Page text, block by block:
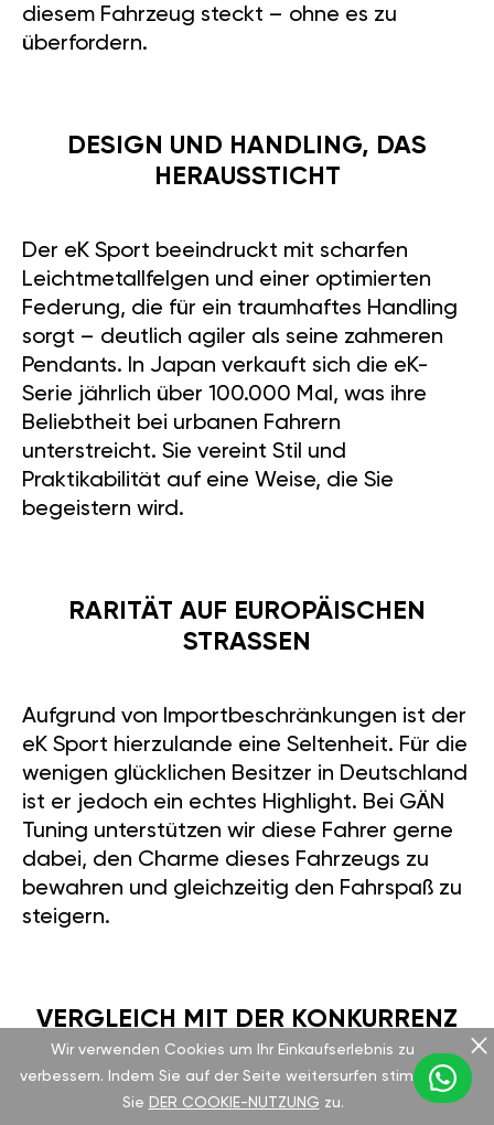
diesem Fahrzeug steckt – ohne es zu
überfordern.
DESIGN UND HANDLING, DAS
HERAUSSTICHT
Der eK Sport beeindruckt mit scharfen
Leichtmetallfelgen und einer optimierten
Federung, die für ein traumhaftes Handling
sorgt – deutlich agiler als seine zahmeren
Pendants. In Japan verkauft sich die eK-
Serie jährlich über 100.000 Mal, was ihre
Beliebtheit bei urbanen Fahrern
unterstreicht. Sie vereint Stil und
Praktikabilität auf eine Weise, die Sie
begeistern wird.
RARITÄT AUF EUROPÄISCHEN
STRASSEN
Aufgrund von Importbeschränkungen ist der
eK Sport hierzulande eine Seltenheit. Für die
wenigen glücklichen Besitzer in Deutschland
ist er jedoch ein echtes Highlight. Bei GÄN
Tuning unterstützen wir diese Fahrer gerne
dabei, den Charme dieses Fahrzeugs zu
bewahren und gleichzeitig den Fahrspaß zu
steigern.
VERGLEICH MIT DER KONKURRENZ
Im Vergleich zum Honda N-Box Slash 660cc
Wir verwenden Cookies um Ihr Einkaufserlebnis zu
verbessern. Indem Sie auf der Seite weitersurfen stimmen
Sie DER COOKIE-NUTZUNG zu.